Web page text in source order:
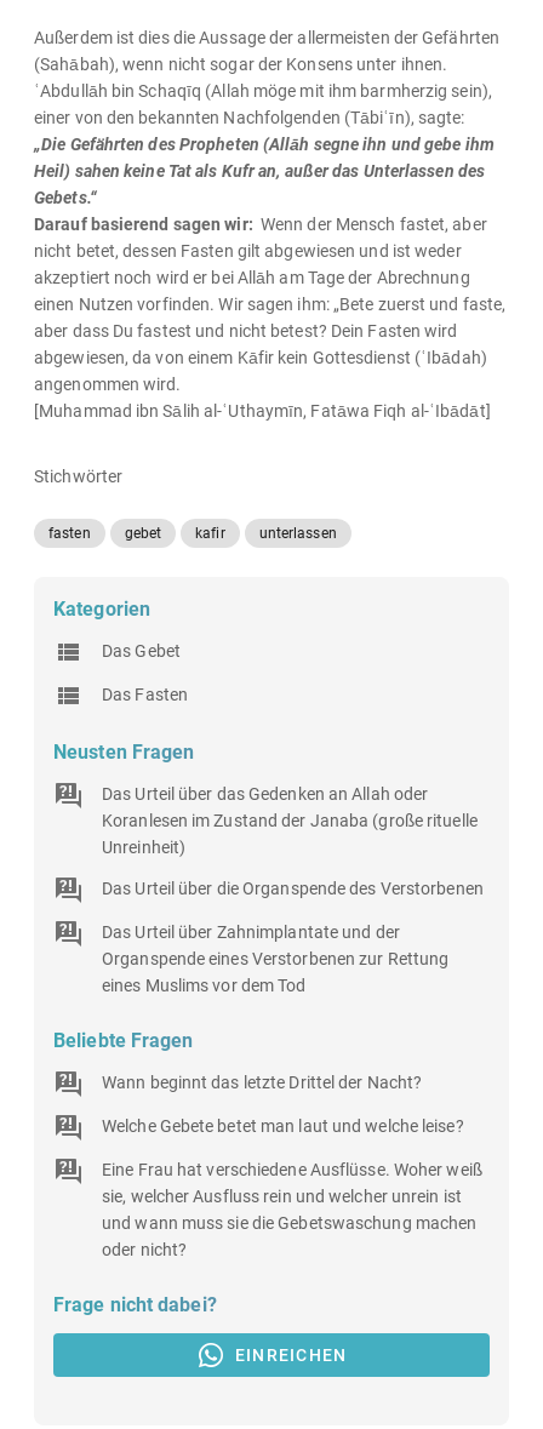
Außerdem ist dies die Aussage der allermeisten der Gefährten
(Sahābah), wenn nicht sogar der Konsens unter ihnen.
ʿAbdullāh bin Schaqīq (Allah möge mit ihm barmherzig sein),
einer von den bekannten Nachfolgenden (Tābiʿīn), sagte:
„Die Gefährten des Propheten (Allāh segne ihn und gebe ihm
Heil) sahen keine Tat als Kufr an, außer das Unterlassen des
Gebets.“
Darauf basierend sagen wir: Wenn der Mensch fastet, aber
nicht betet, dessen Fasten gilt abgewiesen und ist weder
akzeptiert noch wird er bei Allāh am Tage der Abrechnung
einen Nutzen vorfinden. Wir sagen ihm: „Bete zuerst und faste,
aber dass Du fastest und nicht betest? Dein Fasten wird
abgewiesen, da von einem Kāfir kein Gottesdienst (ʿIbādah)
angenommen wird.
[Muhammad ibn Sālih al-ʿUthaymīn, Fatāwa Fiqh al-ʿIbādāt]
Stichwörter
fasten gebet kafir unterlassen
Kategorien
Das Gebet
Das Fasten
Neusten Fragen
Das Urteil über das Gedenken an Allah oder
Koranlesen im Zustand der Janaba (große rituelle
Unreinheit)
Das Urteil über die Organspende des Verstorbenen
Das Urteil über Zahnimplantate und der
Organspende eines Verstorbenen zur Rettung
eines Muslims vor dem Tod
Beliebte Fragen
Wann beginnt das letzte Drittel der Nacht?
Welche Gebete betet man laut und welche leise?
Eine Frau hat verschiedene Ausflüsse. Woher weiß
sie, welcher Ausfluss rein und welcher unrein ist
und wann muss sie die Gebetswaschung machen
oder nicht?
Frage nicht dabei?
EINREICHEN